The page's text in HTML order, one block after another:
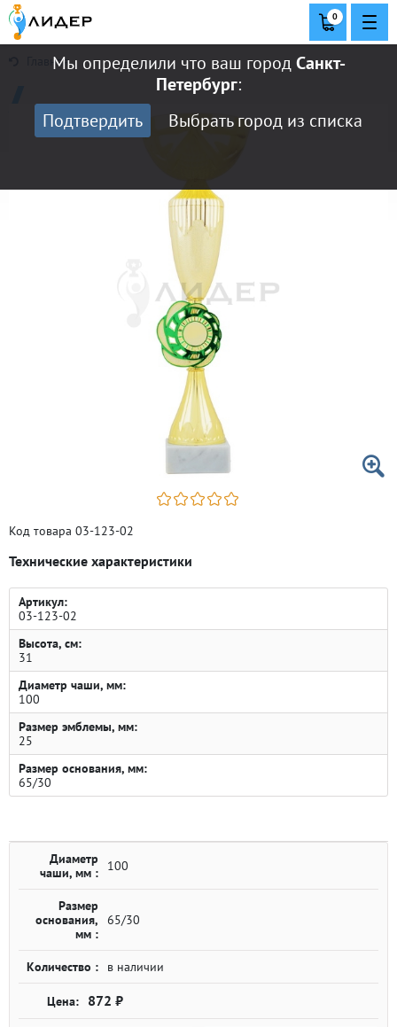
Мы определили что ваш городСанкт-
Петербург:
Подтвердить
Выбрать город из списка
0
Главная
Код товара 03-123-02
Технические характеристики
Артикул:
03-123-02
Высота, см:
31
Диаметр чаши, мм:
100
Размер эмблемы, мм:
25
Размер основания, мм:
65/30
Диаметр
чаши, мм :
100
Размер
основания,
мм :
65/30
Количество : в наличии
872 ₽